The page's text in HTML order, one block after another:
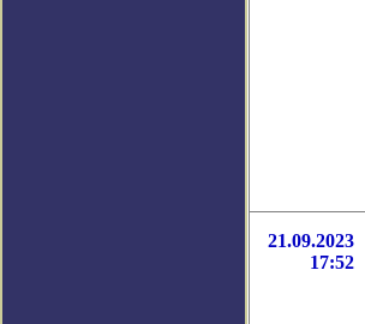
21.09.2023
17:52